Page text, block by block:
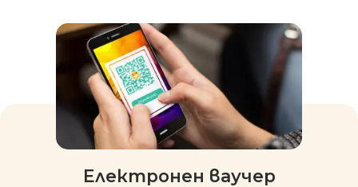
Електронен ваучер